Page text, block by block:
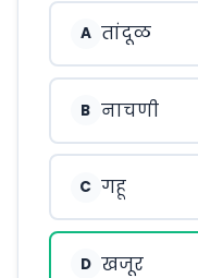
A तांदूळ
B नाचणी
C गहू
D खजूर